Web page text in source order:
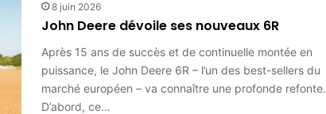
8 juin 2026
John Deere dévoile ses nouveaux 6R
Après 15 ans de succès et de continuelle montée en
puissance, le John Deere 6R – l’un des best-sellers du
marché européen – va connaître une profonde refonte.
D’abord, ce…